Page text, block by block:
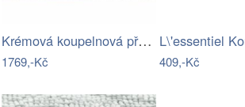
Krémová koupelnová předložka 90x90 cm –…
1769,-Kč 409,-Kč